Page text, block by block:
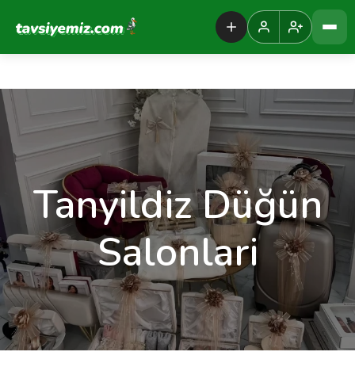
Tavsiyemiz Anasayfa
Tanyildiz Düğün
Salonlari